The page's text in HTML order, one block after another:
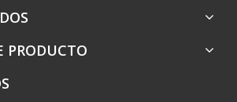
PRODUCTO